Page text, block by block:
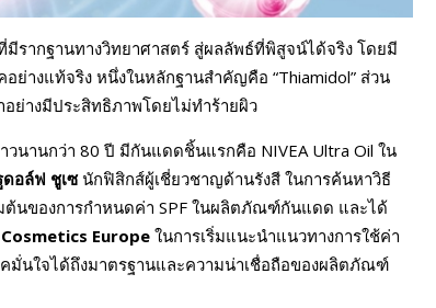
รากฐานทางวิทยาศาสตร์ สู่ผลลัพธ์ที่พิสูจน์ได้จริง โดยมี
างแท้จริง หนึ่งในหลักฐานสำคัญคือ “Thiamidol” ส่วน
ย่างมีประสิทธิภาพโดยไม่ทำร้ายผิว
นานกว่า 80 ปี มีกันแดดชิ้นแรกคือ NIVEA Ultra Oil ใน
ดอล์ฟ ชูเซนักฟิสิกส์ผู้เชี่ยวชาญด้านรังสี ในการค้นหาวิธี
ต้นของการกำหนดค่า SPF ในผลิตภัณฑ์กันแดด และได้
Cosmetics Europe ในการเริ่มแนะนำแนวทางการใช้ค่า
มั่นใจได้ถึงมาตรฐานและความน่าเชื่อถือของผลิตภัณฑ์